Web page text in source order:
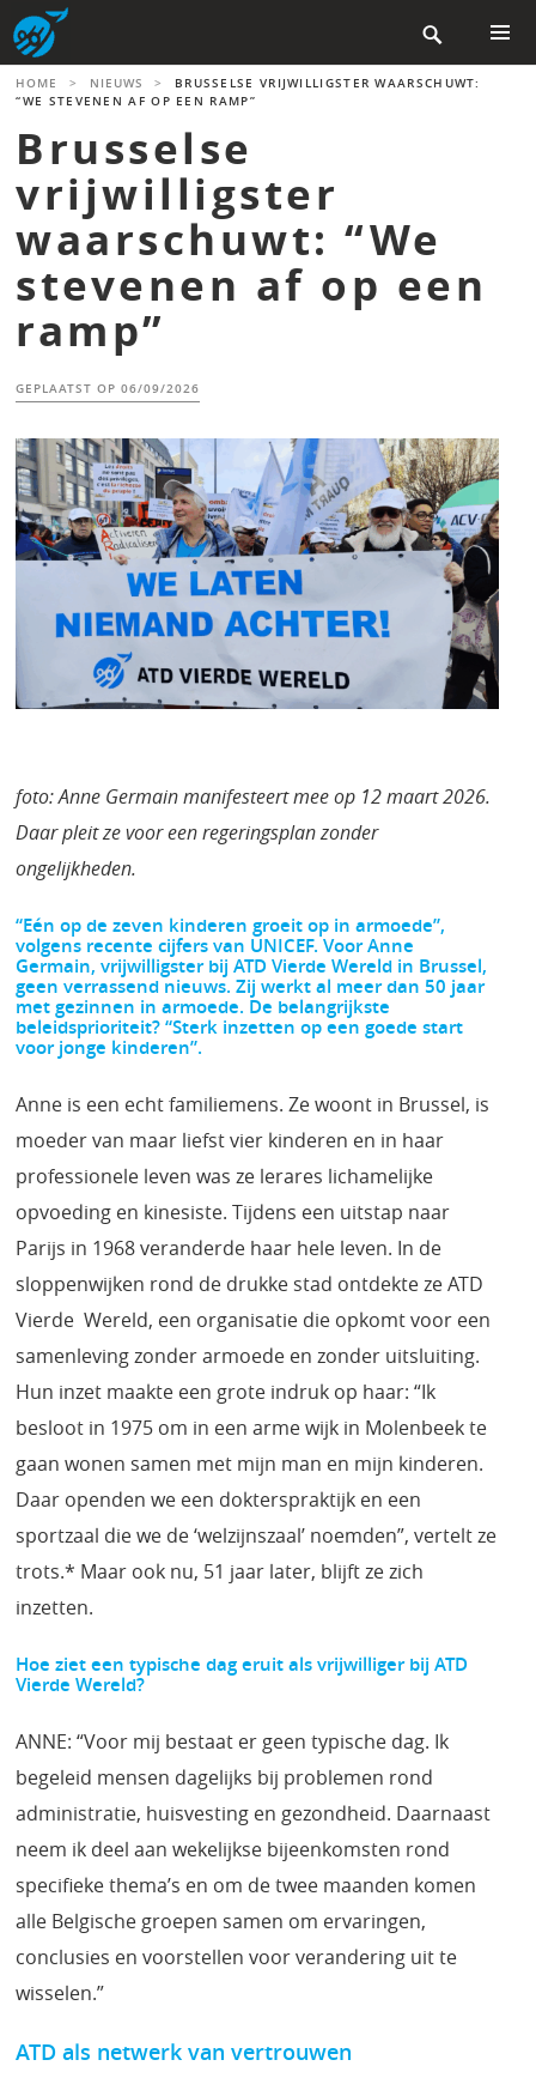
Skip
to
content

MENU
HOME > NIEUWS >
BRUSSELSE VRIJWILLIGSTER WAARSCHUWT:
“WE STEVENEN AF OP EEN RAMP”
Brusselse
vrijwilligster
waarschuwt: “We
stevenen af op een
ramp”
GEPLAATST OP06/09/2026
foto: Anne Germain manifesteert mee op 12 maart 2026.
Daar pleit ze voor een regeringsplan zonder
ongelijkheden.
“Eén op de zeven kinderen groeit op in armoede”,
volgens recente cijfers van UNICEF. Voor Anne
Germain, vrijwilligster bij ATD Vierde Wereld in Brussel,
geen verrassend nieuws. Zij werkt al meer dan 50 jaar
met gezinnen in armoede. De belangrijkste
beleidsprioriteit? “Sterk inzetten op een goede start
voor jonge kinderen”.
Anne is een echt familiemens. Ze woont in Brussel, is
moeder van maar liefst vier kinderen en in haar
professionele leven was ze lerares lichamelijke
opvoeding en kinesiste. Tijdens een uitstap naar
Parijs in 1968 veranderde haar hele leven. In de
sloppenwijken rond de drukke stad ontdekte ze ATD
Vierde Wereld, een organisatie die opkomt voor een
samenleving zonder armoede en zonder uitsluiting.
Hun inzet maakte een grote indruk op haar: “Ik
besloot in 1975 om in een arme wijk in Molenbeek te
gaan wonen samen met mijn man en mijn kinderen.
Daar openden we een dokterspraktijk en een
sportzaal die we de ‘welzijnszaal’ noemden”, vertelt ze
trots.* Maar ook nu, 51 jaar later, blijft ze zich
inzetten.
Hoe ziet een typische dag eruit als vrijwilliger bij ATD
Vierde Wereld?
ANNE: “Voor mij bestaat er geen typische dag. Ik
begeleid mensen dagelijks bij problemen rond
administratie, huisvesting en gezondheid. Daarnaast
neem ik deel aan wekelijkse bijeenkomsten rond
specifieke thema’s en om de twee maanden komen
alle Belgische groepen samen om ervaringen,
conclusies en voorstellen voor verandering uit te
wisselen.”
ATD als netwerk van vertrouwen